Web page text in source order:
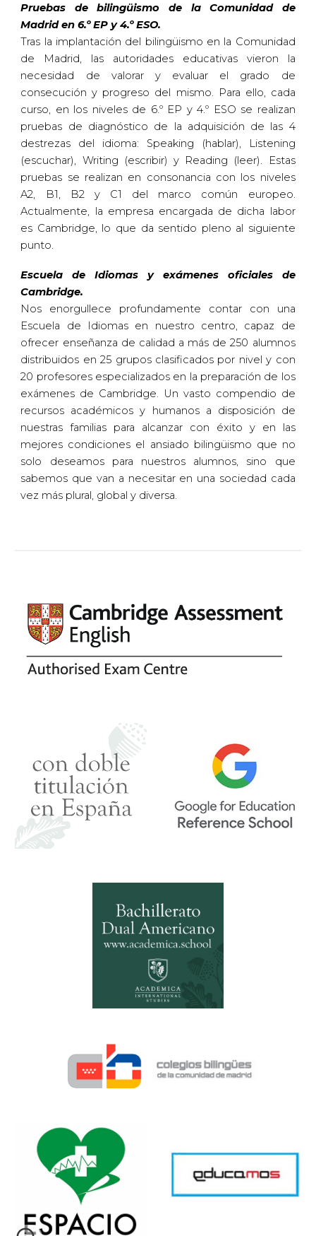
Pruebas de bilingüismo de la Comunidad de
Madrid en 6.º EP y 4.º ESO.
Tras la implantación del bilingüismo en la Comunidad
de Madrid, las autoridades educativas vieron la
necesidad de valorar y evaluar el grado de
consecución y progreso del mismo. Para ello, cada
curso, en los niveles de 6.º EP y 4.º ESO se realizan
pruebas de diagnóstico de la adquisición de las 4
destrezas del idioma: Speaking (hablar), Listening
(escuchar), Writing (escribir) y Reading (leer). Estas
pruebas se realizan en consonancia con los niveles
A2, B1, B2 y C1 del marco común europeo.
Actualmente, la empresa encargada de dicha labor
es Cambridge, lo que da sentido pleno al siguiente
punto.
Escuela de Idiomas y exámenes oficiales de
Cambridge.
Nos enorgullece profundamente contar con una
Escuela de Idiomas en nuestro centro, capaz de
ofrecer enseñanza de calidad a más de 250 alumnos
distribuidos en 25 grupos clasificados por nivel y con
20 profesores especializados en la preparación de los
exámenes de Cambridge. Un vasto compendio de
recursos académicos y humanos a disposición de
nuestras familias para alcanzar con éxito y en las
mejores condiciones el ansiado bilingüismo que no
solo deseamos para nuestros alumnos, sino que
sabemos que van a necesitar en una sociedad cada
vez más plural, global y diversa.